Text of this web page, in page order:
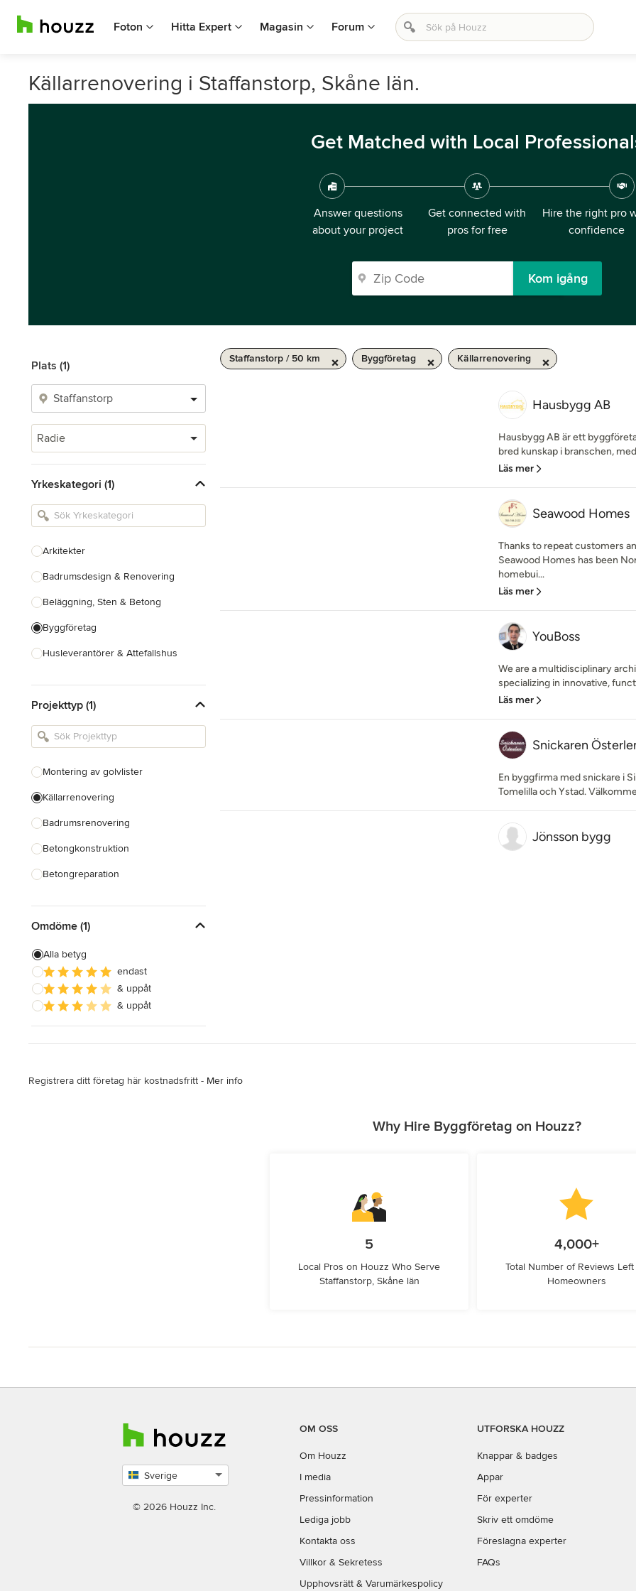
Foton Hitta Expert Magasin Forum
Källarrenovering i Staffanstorp, Skåne län.
Get Matched with Local
Answer questions
about your project
Get connected with
pros for free
Hire the right pro
confidence
Kom igång
Plats (1)
Radie
Yrkeskategori (1)
Arkitekter
Badrumsdesign & Renovering
Beläggning, Sten & Betong
Byggföretag
Husleverantörer & Attefallshus
Inredningsarkitekter & Inredare
Kakel, Sten & Bänkskivor
Landskapsarkitekter &
Trädgårdsdesigner
Visa alla
Projekttyp (1)
Montering av golvlister
Källarrenovering
Badrumsrenovering
Betongkonstruktion
Betongreparation
Bygga trädäck
Reparation av trädäck
Rivning
Golvläggning
Omdöme (1)
Alla betyg
endast
& uppåt
& uppåt
Staffanstorp / 50 km Byggföretag Källarrenovering
Hausbygg AB
Hausbygg AB är ett
bred kunskap i branschen,
Läs mer
Seawood Homes
Thanks to repeat customers
Seawood Homes has been
homebui...
Läs mer
YouBoss
We are a multidisciplinary
specializing in innovative,
Läs mer
Snickaren
En byggfirma med snickare i
Tomelilla och Ystad.
Jönsson bygg
Registrera ditt företag här kostnadsfritt - Mer info
Why Hire Byggföretag on Houzz?
5
Local Pros on Houzz Who Serve
Staffanstorp, Skåne län
4,000+
Total Number of Reviews
Homeowners
Sverige
country
© 2026 Houzz Inc.
OM OSS
Om Houzz
I media
Pressinformation
Lediga jobb
Kontakta oss
Villkor & Sekretess
Upphovsrätt & Varumärkespolicy
UTFORSKA HOUZZ
Knappar & badges
Appar
För experter
Skriv ett omdöme
Föreslagna experter
FAQs